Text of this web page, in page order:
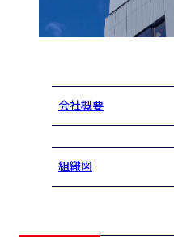
会社概要
組織図